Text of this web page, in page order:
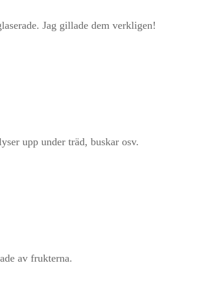
Jag gillade dem verkligen!
upp under träd, buskar osv.
av frukterna.